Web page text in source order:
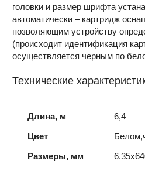
головки и размер шрифта
автоматически – картридж
позволяющим устройству
(происходит идентификация
осуществляется черным по
Технические
Длина, м
6,4
Цвет
Размеры, мм